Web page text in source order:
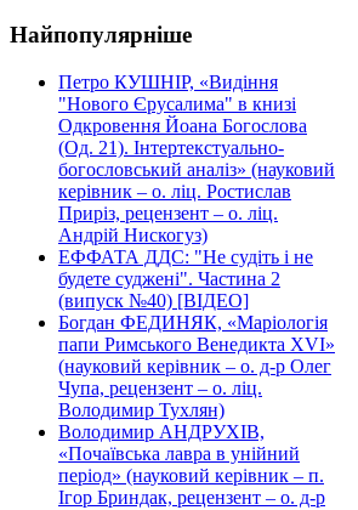
Найпопулярніше
Петро КУШНІР, «Видіння
"Нового Єрусалима" в книзі
Одкровення Йоана Богослова
(Од. 21). Інтертекстуально-
богословський аналіз» (науковий
керівник – о. ліц. Ростислав
Приріз, рецензент – о. ліц.
Андрій Нискогуз)
ЕФФАТА ДДС: "Не судіть і не
будете суджені". Частина 2
(випуск №40) [ВІДЕО]
Богдан ФЕДИНЯК, «Маріологія
папи Римського Венедикта XVI»
(науковий керівник – о. д-р Олег
Чупа, рецензент – о. ліц.
Володимир Тухлян)
Володимир АНДРУХІВ,
«Почаївська лавра в унійний
період» (науковий керівник – п.
Ігор Бриндак, рецензент – о. д-р